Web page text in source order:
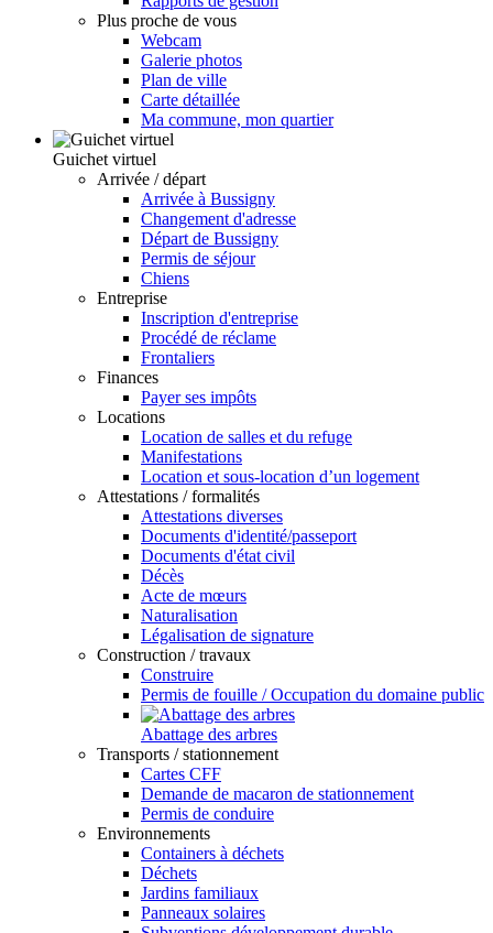
Plus proche de vous
Webcam
Galerie photos
Plan de ville
Carte détaillée
Ma commune, mon quartier
Guichet virtuel
Arrivée / départ
Arrivée à Bussigny
Changement d'adresse
Départ de Bussigny
Permis de séjour
Chiens
Entreprise
Inscription d'entreprise
Procédé de réclame
Frontaliers
Finances
Payer ses impôts
Locations
Location de salles et du refuge
Manifestations
Location et sous-location d’un logement
Attestations / formalités
Attestations diverses
Documents d'identité/passeport
Documents d'état civil
Décès
Acte de mœurs
Naturalisation
Légalisation de signature
Construction / travaux
Construire
Permis de fouille / Occupation du domaine public
Abattage des arbres
Transports / stationnement
Cartes CFF
Demande de macaron de stationnement
Permis de conduire
Environnements
Containers à déchets
Déchets
Jardins familiaux
Panneaux solaires